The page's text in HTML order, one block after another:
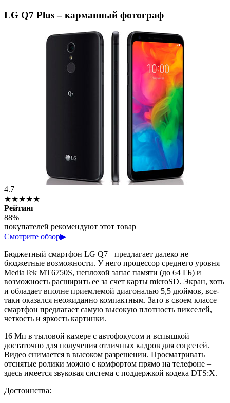
LG Q7 Plus – карманный фотограф
4.7
★★★★★
Рейтинг
88%
покупателей рекомендуют этот товар
Смотрите обзор▶
Бюджетный смартфон LG Q7+ предлагает далеко не
бюджетные возможности. У него процессор среднего уровня
MediaTek MT6750S, неплохой запас памяти (до 64 ГБ) и
возможность расширить ее за счет карты microSD. Экран, хоть
и обладает вполне приемлемой диагональю 5,5 дюймов, все-
таки оказался неожиданно компактным. Зато в своем классе
смартфон предлагает самую высокую плотность пикселей,
четкость и яркость картинки.
16 Мп в тыловой камере с автофокусом и вспышкой –
достаточно для получения отличных кадров для соцсетей.
Видео снимается в высоком разрешении. Просматривать
отснятые ролики можно с комфортом прямо на телефоне –
здесь имеется звуковая система с поддержкой кодека DTS:X.
Достоинства: